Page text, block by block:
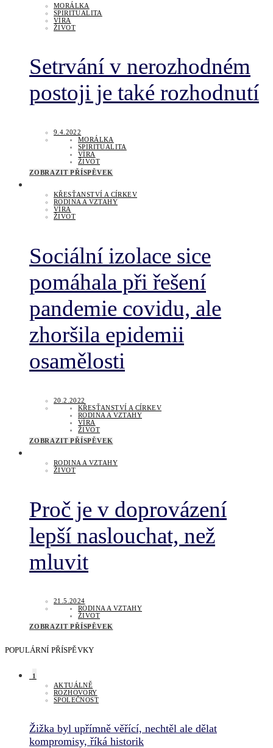
MORÁLKA
SPIRITUALITA
VÍRA
ŽIVOT
Setrvání v nerozhodném
postoji je také rozhodnutí
9.4.2022
MORÁLKA
SPIRITUALITA
VÍRA
ŽIVOT
ZOBRAZIT PŘÍSPĚVEK
KŘESŤANSTVÍ A CÍRKEV
RODINA A VZTAHY
VÍRA
ŽIVOT
Sociální izolace sice
pomáhala při řešení
pandemie covidu, ale
zhoršila epidemii
osamělosti
20.2.2022
KŘESŤANSTVÍ A CÍRKEV
RODINA A VZTAHY
VÍRA
ŽIVOT
ZOBRAZIT PŘÍSPĚVEK
RODINA A VZTAHY
ŽIVOT
Proč je v doprovázení
lepší naslouchat, než
mluvit
21.5.2024
RODINA A VZTAHY
ŽIVOT
ZOBRAZIT PŘÍSPĚVEK
POPULÁRNÍ PŘÍSPĚVKY
1
AKTUÁLNĚ
ROZHOVORY
SPOLEČNOST
Žižka byl upřímně věřící, nechtěl ale dělat
kompromisy, říká historik